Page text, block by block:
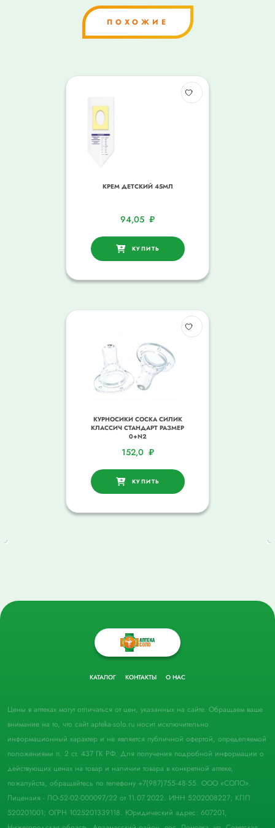
ПОХОЖИЕ
КРЕМ ДЕТСКИЙ 45МЛ
94,05 ₽
КУПИТЬ
КУРНОСИКИ СОСКА СИЛИК
КЛАССИЧ СТАНДАРТ РАЗМЕР
0+N2
152,0 ₽
КУПИТЬ
КАТАЛОГ КОНТАКТЫ О НАС
Цены в аптеках могут отличаться от цен, указанных на сайте. Обращаем ваше
внимание на то, что сайт apteka-solo.ru носит исключительно
информационный характер и не является публичной офертой, определяемой
положениями п. 2 ст. 437 ГК РФ. Для получения подробной информации о
действующих ценах на товар и наличии товара в конкретной аптеке,
пожалуйста, обращайтесь по телефону +7(987)755-48-55. ООО «СОЛО».
Лицензия - ЛО-52-02-000097/22 от 11.07.2022. ИНН 5202008227; КПП
520201001; ОГРН 1025201339118. Юридический адрес: 607201,